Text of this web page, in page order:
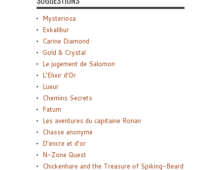
Mysteriosa
Exkalibur
Carine Diamond
Gold & Crystal
Le jugement de Salomon
L’Elixir d’Or
Lueur
Chemins Secrets
Fatum
Les aventures du capitaine Ronan
Chasse anonyme
D’encre et d’or
N-Zone Quest
Chickenhare and the Treasure of Spiking-Beard